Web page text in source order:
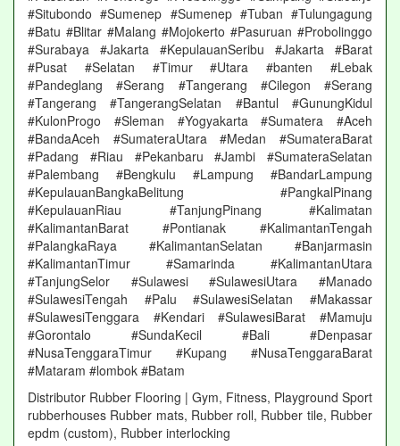
#Situbondo #Sumenep #Sumenep #Tuban #Tulungagung
#Batu #Blitar #Malang #Mojokerto #Pasuruan #Probolinggo
#Surabaya #Jakarta #KepulauanSeribu #Jakarta #Barat
#Pusat #Selatan #Timur #Utara #banten #Lebak
#Pandeglang #Serang #Tangerang #Cilegon #Serang
#Tangerang #TangerangSelatan #Bantul #GunungKidul
#KulonProgo #Sleman #Yogyakarta #Sumatera #Aceh
#BandaAceh #SumateraUtara #Medan #SumateraBarat
#Padang #Riau #Pekanbaru #Jambi #SumateraSelatan
#Palembang #Bengkulu #Lampung #BandarLampung
#KepulauanBangkaBelitung #PangkalPinang
#KepulauanRiau #TanjungPinang #Kalimatan
#KalimantanBarat #Pontianak #KalimantanTengah
#PalangkaRaya #KalimantanSelatan #Banjarmasin
#KalimantanTimur #Samarinda #KalimantanUtara
#TanjungSelor #Sulawesi #SulawesiUtara #Manado
#SulawesiTengah #Palu #SulawesiSelatan #Makassar
#SulawesiTenggara #Kendari #SulawesiBarat #Mamuju
#Gorontalo #SundaKecil #Bali #Denpasar
#NusaTenggaraTimur #Kupang #NusaTenggaraBarat
#Mataram #lombok #Batam
Distributor Rubber Flooring | Gym, Fitness, Playground Sport
rubberhouses Rubber mats, Rubber roll, Rubber tile, Rubber
epdm (custom), Rubber interlocking